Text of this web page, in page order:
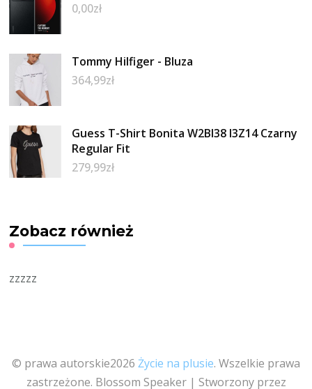
0,00zł
Tommy Hilfiger - Bluza
364,99zł
Guess T-Shirt Bonita W2BI38 I3Z14 Czarny
Regular Fit
279,99zł
Zobacz również
zzzzz
© prawa autorskie2026 Życie na plusie. Wszelkie prawa
zastrzeżone. Blossom Speaker | Stworzony przez